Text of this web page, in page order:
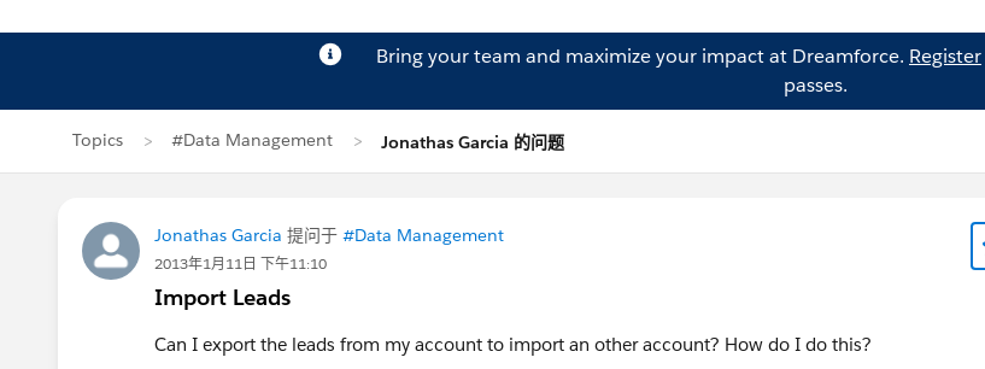
Bring your team and maximize your impact at Dreamforce. Register
passes.
Topics #Data Management Jonathas Garcia 的问题
Jonathas Garcia 提问于 #Data Management
2013年1月11日 下午11:10
Import Leads
Can I export the leads from my account to import an other account? How do I do this?